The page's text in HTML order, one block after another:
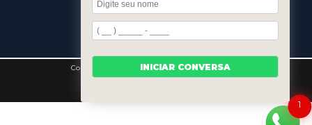
(65) 99662-3205
contatoescolazinger@gmail.com
Copyright © Zinger Skills. (Lei 9610 de 19/02/1998)
1
INICIAR CONVERSA